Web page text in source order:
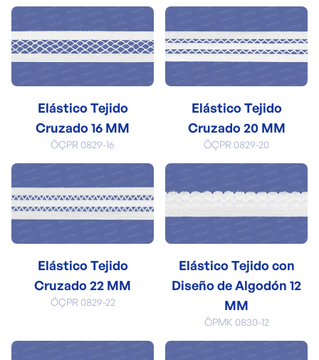
Elástico Tejido
Cruzado 16 MM
ÖÇPR 0829-16
Elástico Tejido
Cruzado 20 MM
ÖÇPR 0829-20
Elástico Tejido
Cruzado 22 MM
ÖÇPR 0829-22
Elástico Tejido con
Diseño de Algodón 12
MM
ÖPMK 0830-12